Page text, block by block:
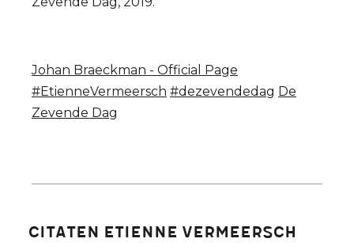
Johan Braeckman - Official Page
#EtienneVermeersch #dezevendedag De
Zevende Dag
Citaten Etienne Vermeersch